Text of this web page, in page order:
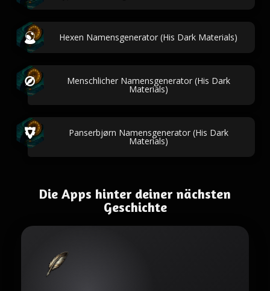
Hexen Namensgenerator (His Dark Materials)
Menschlicher Namensgenerator (His Dark
Materials)
Panserbjørn Namensgenerator (His Dark
Materials)
Die Apps hinter deiner nächsten
Geschichte